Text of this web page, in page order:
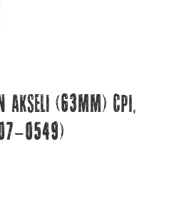
akseli (63mm) CPI,
0549)